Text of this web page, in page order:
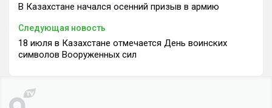
В Казахстане начался осенний призыв в армию
Следующая новость
18 июля в Казахстане отмечается День воинских
символов Вооруженных сил